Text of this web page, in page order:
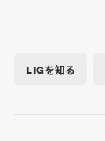
LIGを知る